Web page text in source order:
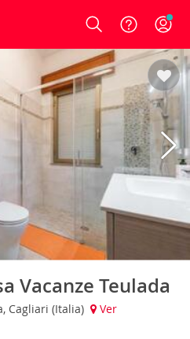
Login
Vacanze Teulada
Cagliari (Italia)
Ver